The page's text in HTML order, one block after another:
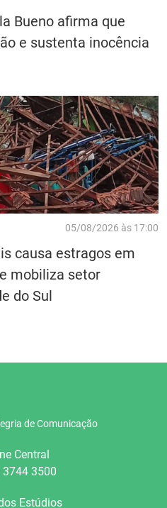
Bueno afirma que
e sustenta inocência
05/08/2026 às 17:00
causa estragos em
mobiliza setor
do Sul
de Comunicação
Central
3744 3500
Estúdios